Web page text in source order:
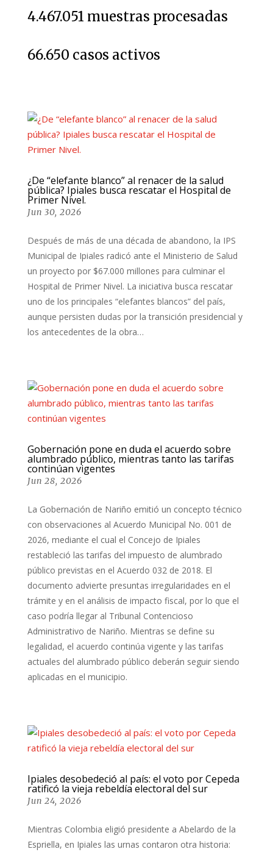
4.467.051 muestras procesadas
66.650 casos activos
¿De “elefante blanco” al renacer de la salud
pública? Ipiales busca rescatar el Hospital de
Primer Nivel.
Jun 30, 2026
Después de más de una década de abandono, la IPS
Municipal de Ipiales radicó ante el Ministerio de Salud
un proyecto por $67.000 millones para culminar el
Hospital de Primer Nivel. La iniciativa busca rescatar
uno de los principales “elefantes blancos” del país,
aunque persisten dudas por la transición presidencial y
los antecedentes de la obra…
Gobernación pone en duda el acuerdo sobre
alumbrado público, mientras tanto las tarifas
continúan vigentes
Jun 28, 2026
La Gobernación de Nariño emitió un concepto técnico
con observaciones al Acuerdo Municipal No. 001 de
2026, mediante el cual el Concejo de Ipiales
restableció las tarifas del impuesto de alumbrado
público previstas en el Acuerdo 032 de 2018. El
documento advierte presuntas irregularidades en el
trámite y en el análisis de impacto fiscal, por lo que el
caso podría llegar al Tribunal Contencioso
Administrativo de Nariño. Mientras se define su
legalidad, el acuerdo continúa vigente y las tarifas
actuales del alumbrado público deberán seguir siendo
aplicadas en el municipio.
Ipiales desobedeció al país: el voto por Cepeda
ratificó la vieja rebeldía electoral del sur
Jun 24, 2026
Mientras Colombia eligió presidente a Abelardo de la
Espriella, en Ipiales las urnas contaron otra historia: